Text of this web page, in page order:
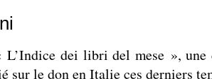
L’Indice dei libri del mese », une
sur le don en Italie ces derniers